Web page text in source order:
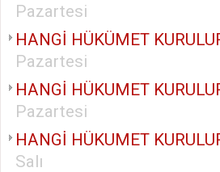
Pazartesi
HANGİ HÜKÜMET
Pazartesi
HANGİ HÜKUMET
Pazartesi
HANGİ HÜKUMET
Salı